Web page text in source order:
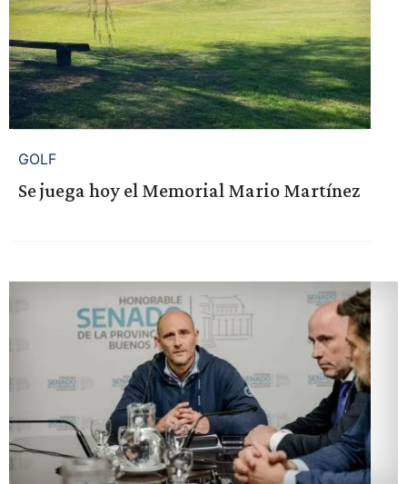
GOLF
Se juega hoy el Memorial Mario Martínez